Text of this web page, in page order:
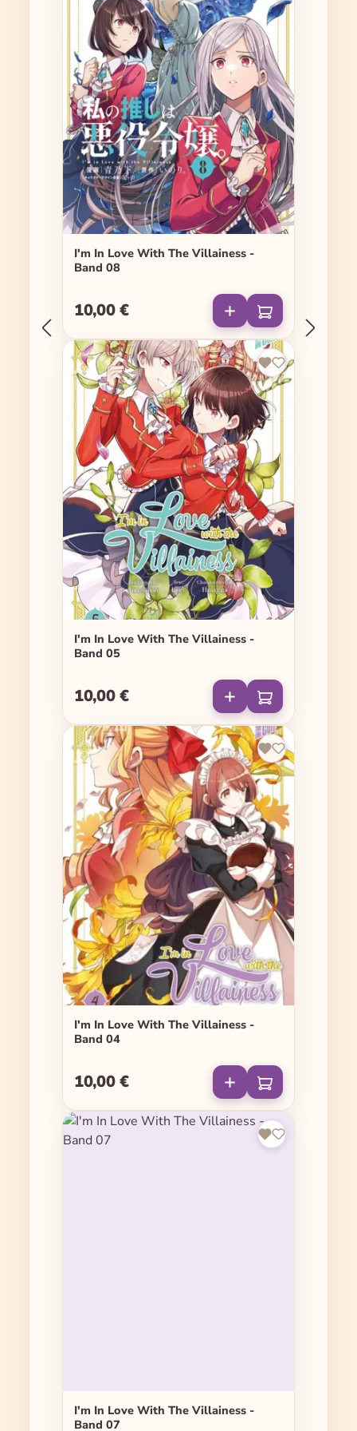
I'm In Love With The Villainess -
Band 08
Regulärer Preis:
10,00 €
I'm In Love With The Villainess -
Band 05
Regulärer Preis:
10,00 €
I'm In Love With The Villainess -
Band 04
Regulärer Preis:
10,00 €
I'm In Love With The Villainess -
Band 07